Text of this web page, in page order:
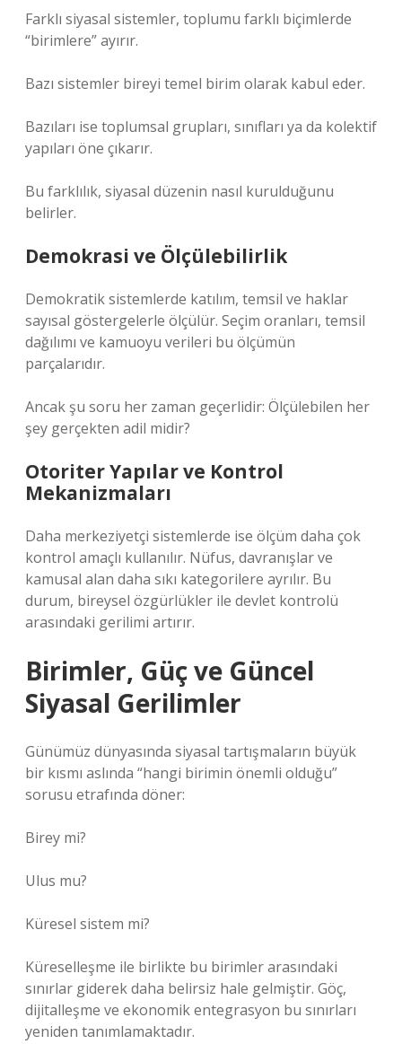
Farklı siyasal sistemler, toplumu farklı biçimlerde
“birimlere” ayırır.
Bazı sistemler bireyi temel birim olarak kabul eder.
Bazıları ise toplumsal grupları, sınıfları ya da kolektif
yapıları öne çıkarır.
Bu farklılık, siyasal düzenin nasıl kurulduğunu
belirler.
Demokrasi ve Ölçülebilirlik
Demokratik sistemlerde katılım, temsil ve haklar
sayısal göstergelerle ölçülür. Seçim oranları, temsil
dağılımı ve kamuoyu verileri bu ölçümün
parçalarıdır.
Ancak şu soru her zaman geçerlidir: Ölçülebilen her
şey gerçekten adil midir?
Otoriter Yapılar ve Kontrol
Mekanizmaları
Daha merkeziyetçi sistemlerde ise ölçüm daha çok
kontrol amaçlı kullanılır. Nüfus, davranışlar ve
kamusal alan daha sıkı kategorilere ayrılır. Bu
durum, bireysel özgürlükler ile devlet kontrolü
arasındaki gerilimi artırır.
Birimler, Güç ve Güncel
Siyasal Gerilimler
Günümüz dünyasında siyasal tartışmaların büyük
bir kısmı aslında “hangi birimin önemli olduğu”
sorusu etrafında döner:
Birey mi?
Ulus mu?
Küresel sistem mi?
Küreselleşme ile birlikte bu birimler arasındaki
sınırlar giderek daha belirsiz hale gelmiştir. Göç,
dijitalleşme ve ekonomik entegrasyon bu sınırları
yeniden tanımlamaktadır.